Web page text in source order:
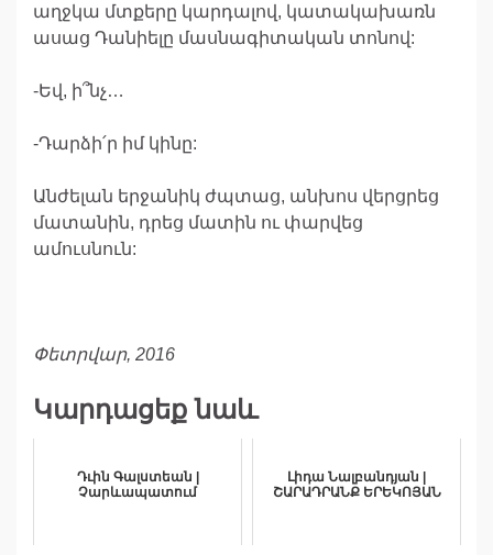
աղջկա մտքերը կարդալով, կատակախառն
ասաց Դանիելը մասնագիտական տոնով:
-Եվ, ի՞նչ…
-Դարձի՛ր իմ կինը:
Անժելան երջանիկ ժպտաց, անխոս վերցրեց
մատանին, դրեց մատին ու փարվեց
ամուսնուն:
Փետրվար, 2016
Կարդացեք նաև
Դւին Գալստեան |
Չարևապատում
Լիդա Նալբանդյան |
ՇԱՐԱԴՐԱՆՔ ԵՐԵԿՈՅԱՆ